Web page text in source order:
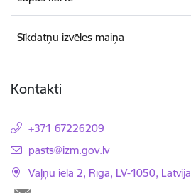
Sīkdatņu izvēles maiņa
Kontakti
+371 67226209
E-pasts:
pasts@izm.gov.lv
Vaļņu iela 2, Rīga, LV-1050, Latvija